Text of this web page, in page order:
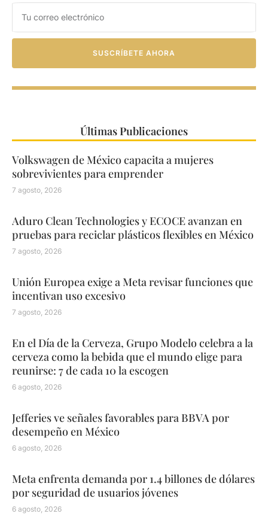
SUSCRÍBETE AHORA
Últimas Publicaciones
Volkswagen de México capacita a mujeres
sobrevivientes para emprender
7 agosto, 2026
Aduro Clean Technologies y ECOCE avanzan en
pruebas para reciclar plásticos flexibles en México
7 agosto, 2026
Unión Europea exige a Meta revisar funciones que
incentivan uso excesivo
7 agosto, 2026
En el Día de la Cerveza, Grupo Modelo celebra a la
cerveza como la bebida que el mundo elige para
reunirse: 7 de cada 10 la escogen
6 agosto, 2026
Jefferies ve señales favorables para BBVA por
desempeño en México
6 agosto, 2026
Meta enfrenta demanda por 1.4 billones de dólares
por seguridad de usuarios jóvenes
6 agosto, 2026